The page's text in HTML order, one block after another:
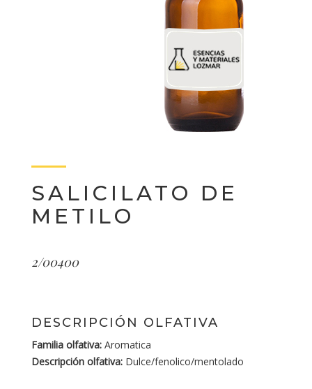
SALICILATO DE
METILO
2/00400
DESCRIPCIÓN OLFATIVA
Familia olfativa: Aromatica
Descripción olfativa: Dulce/fenolico/mentolado